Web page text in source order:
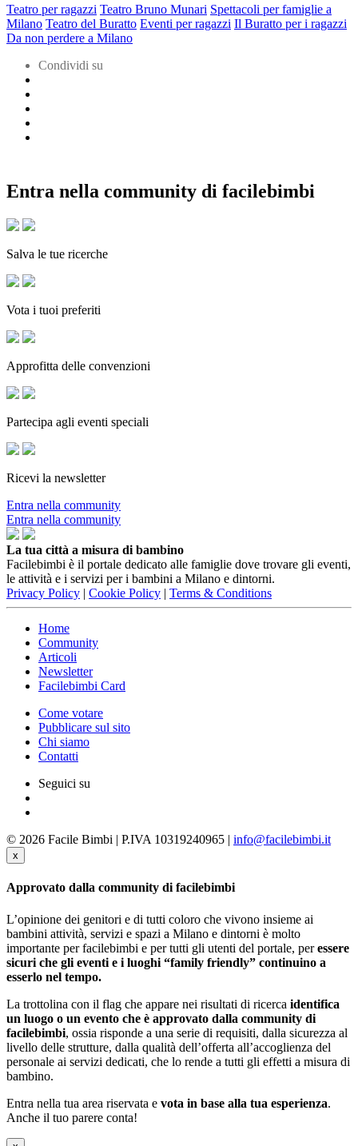
Teatro per ragazzi Teatro Bruno Munari Spettacoli per famiglie a
Milano Teatro del Buratto Eventi per ragazzi Il Buratto per i ragazzi
Da non perdere a Milano
Condividi su
Entra nella community di facilebimbi
Salva le tue ricerche
Vota i tuoi preferiti
Approfitta delle convenzioni
Partecipa agli eventi speciali
Ricevi la newsletter
Entra nella community
Entra nella community
La tua città a misura di bambino
Facilebimbi è il portale dedicato alle famiglie dove trovare gli eventi,
le attività e i servizi per i bambini a Milano e dintorni.
Privacy Policy | Cookie Policy | Terms & Conditions
Home
Community
Articoli
Newsletter
Facilebimbi Card
Come votare
Pubblicare sul sito
Chi siamo
Contatti
Seguici su
© 2026 Facile Bimbi | P.IVA 10319240965 | info@facilebimbi.it
x
Approvato dalla community di facilebimbi
L’opinione dei genitori e di tutti coloro che vivono insieme ai
bambini attività, servizi e spazi a Milano e dintorni è molto
importante per facilebimbi e per tutti gli utenti del portale, peressere
sicuri che gli eventi e i luoghi “family friendly” continuino a
esserlo nel tempo.
La trottolina con il flag che appare nei risultati di ricerca identifica
un luogo o un evento che è approvato dalla community di
facilebimbi, ossia risponde a una serie di requisiti, dalla sicurezza al
livello delle strutture, dalla qualità dell’offerta all’accoglienza del
personale ai servizi dedicati, che lo rende a tutti gli effetti a misura di
bambino.
Entra nella tua area riservata e vota in base alla tua esperienza.
Anche il tuo parere conta!